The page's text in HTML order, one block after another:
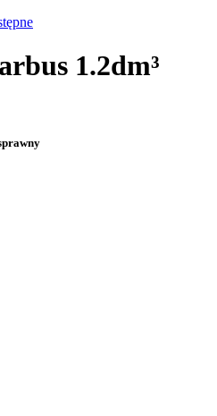
1.2dm³